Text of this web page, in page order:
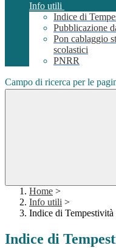
Info utili
Indice di
Pubblicazione
Pon cablaggio
scolastici
PNRR
Campo di ricerca per le
Home >
Info utili >
Indice di Tempestività
Indice di